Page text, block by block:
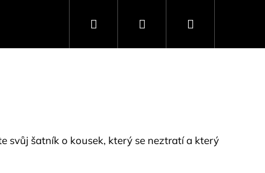
Hledat PřihlášeníNákupní
svůj šatník o kousek, který se neztratí a který